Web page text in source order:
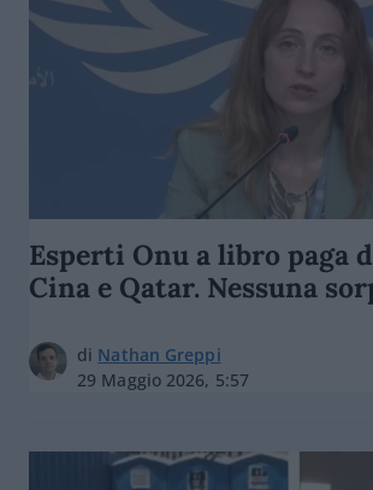
Esperti Onu a libro paga
Cina e Qatar. Nessuna
di Nathan Greppi
29 Maggio 2026, 5:57